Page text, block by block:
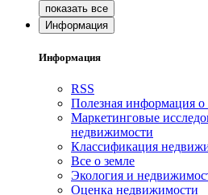
Информация
Информация
RSS
Полезная информация
Маркетинговые
недвижимости
Классификация
Все о земле
Экология и
Оценка недвижимости